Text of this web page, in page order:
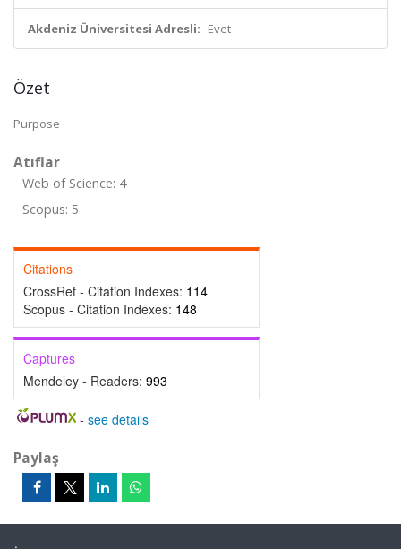
Akdeniz Üniversitesi Adresli: Evet
Özet
Purpose
Atıflar
Web of Science: 4
Scopus: 5
Citations
CrossRef - Citation Indexes: 114
Scopus - Citation Indexes: 148
Captures
Mendeley - Readers: 993
- see details
Paylaş